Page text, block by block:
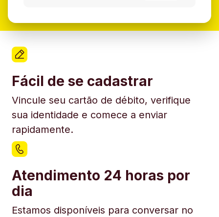
Fácil de se cadastrar
Vincule seu cartão de débito, verifique
sua identidade e comece a enviar
rapidamente.
Atendimento 24 horas por
dia
Estamos disponíveis para conversar no